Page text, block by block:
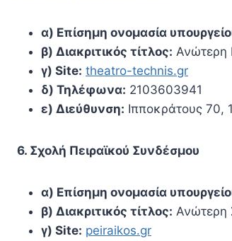
α) Επίσημη ονομασία
β) Διακριτικός τίτλος: Ανώτερη
γ) Site: theatro-technis.gr
δ) Τηλέφωνα: 2103603941
ε) Διεύθυνση: Ιπποκράτους 70,
6. Σχολή Πειραϊκού Συνδέσμου
α) Επίσημη ονομασία
β) Διακριτικός τίτλος: Ανώτερη
γ) Site: peiraikos.gr